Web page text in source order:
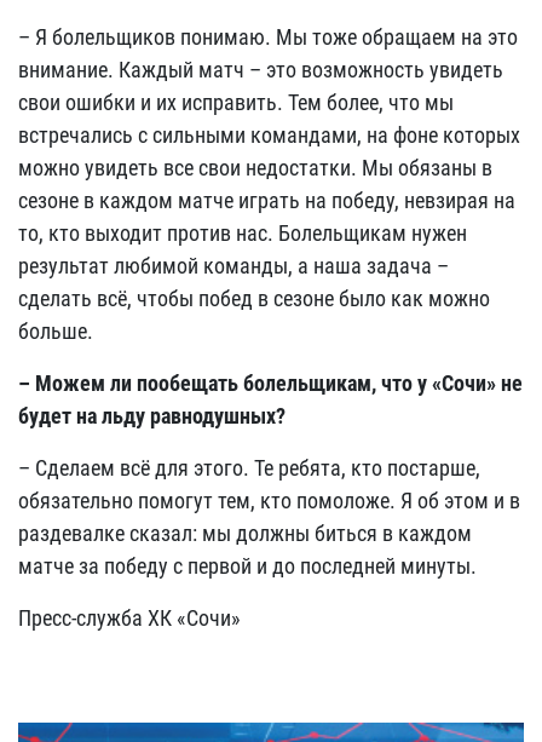
– Я болельщиков понимаю. Мы тоже обращаем на это
внимание. Каждый матч – это возможность увидеть
свои ошибки и их исправить. Тем более, что мы
встречались с сильными командами, на фоне которых
можно увидеть все свои недостатки. Мы обязаны в
сезоне в каждом матче играть на победу, невзирая на
то, кто выходит против нас. Болельщикам нужен
результат любимой команды, а наша задача –
сделать всё, чтобы побед в сезоне было как можно
больше.
– Можем ли пообещать болельщикам, что у «Сочи» не
будет на льду равнодушных?
– Сделаем всё для этого. Те ребята, кто постарше,
обязательно помогут тем, кто помоложе. Я об этом и в
раздевалке сказал: мы должны биться в каждом
матче за победу с первой и до последней минуты.
Пресс-служба ХК «Сочи»